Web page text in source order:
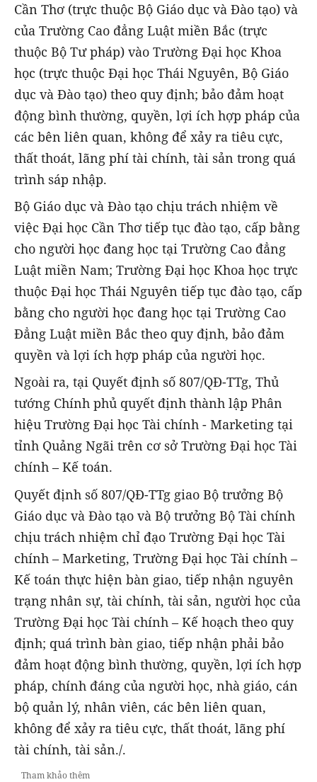
Cần Thơ (trực thuộc Bộ Giáo dục và Đào tạo) và
của Trường Cao đẳng Luật miền Bắc (trực
thuộc Bộ Tư pháp) vào Trường Đại học Khoa
học (trực thuộc Đại học Thái Nguyên, Bộ Giáo
dục và Đào tạo) theo quy định; bảo đảm hoạt
động bình thường, quyền, lợi ích hợp pháp của
các bên liên quan, không để xảy ra tiêu cực,
thất thoát, lãng phí tài chính, tài sản trong quá
trình sáp nhập.
Bộ Giáo dục và Đào tạo chịu trách nhiệm về
việc Đại học Cần Thơ tiếp tục đào tạo, cấp bằng
cho người học đang học tại Trường Cao đẳng
Luật miền Nam; Trường Đại học Khoa học trực
thuộc Đại học Thái Nguyên tiếp tục đào tạo, cấp
bằng cho người học đang học tại Trường Cao
Đẳng Luật miền Bắc theo quy định, bảo đảm
quyền và lợi ích hợp pháp của người học.
Ngoài ra, tại Quyết định số 807/QĐ-TTg, Thủ
tướng Chính phủ quyết định thành lập Phân
hiệu Trường Đại học Tài chính - Marketing tại
tỉnh Quảng Ngãi trên cơ sở Trường Đại học Tài
chính – Kế toán.
Quyết định số 807/QĐ-TTg giao Bộ trưởng Bộ
Giáo dục và Đào tạo và Bộ trưởng Bộ Tài chính
chịu trách nhiệm chỉ đạo Trường Đại học Tài
chính – Marketing, Trường Đại học Tài chính –
Kế toán thực hiện bàn giao, tiếp nhận nguyên
trạng nhân sự, tài chính, tài sản, người học của
Trường Đại học Tài chính – Kế hoạch theo quy
định; quá trình bàn giao, tiếp nhận phải bảo
đảm hoạt động bình thường, quyền, lợi ích hợp
pháp, chính đáng của người học, nhà giáo, cán
bộ quản lý, nhân viên, các bên liên quan,
không để xảy ra tiêu cực, thất thoát, lãng phí
tài chính, tài sản./.
Tham khảo thêm